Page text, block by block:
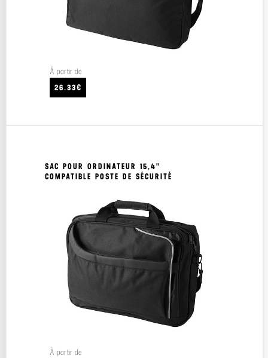
À partir de
26.33€
SAC POUR ORDINATEUR 15,4"
COMPATIBLE POSTE DE SÉCURITÉ
À partir de